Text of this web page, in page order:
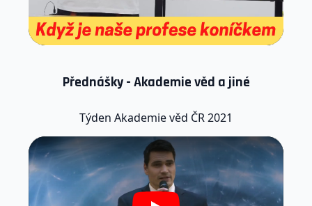
Přednášky - Akademie věd a jiné
Týden Akademie věd ČR 2021